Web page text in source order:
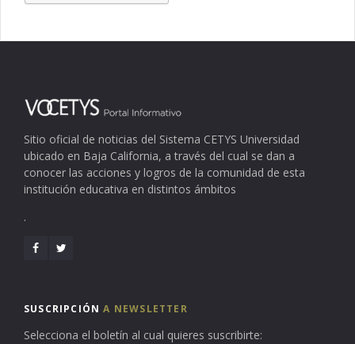
Sitio oficial de noticias del Sistema CETYS Universidad
ubicado en Baja California, a través del cual se dan a
conocer las acciones y logros de la comunidad de esta
institución educativa en distintos ámbitos
.
SUSCRIPCIÓNA NEWSLETTER
Selecciona el boletín al cual quieres suscribirte: